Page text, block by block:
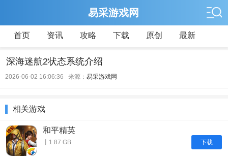
易采游戏网
首页 资讯 攻略 下载 原创 最新
深海迷航2状态系统介绍
2026-06-02 16:06:36 来源： 易采游戏网
相关游戏
下载
和平精英
丨1.87 GB